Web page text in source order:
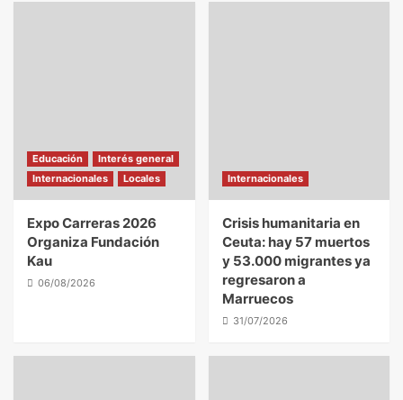
Educación Interés general Internacionales
El Municipio fortalece el vínculo con la
educación y firma un convenio de
Educación
Interés general
Internacionales
Locales
Expo Carreras 2026
Organiza Fundación
Kau
06/08/2026
Internacionales
Crisis humanitaria en
Ceuta: hay 57 muertos
y 53.000 migrantes ya
regresaron a
Marruecos
31/07/2026